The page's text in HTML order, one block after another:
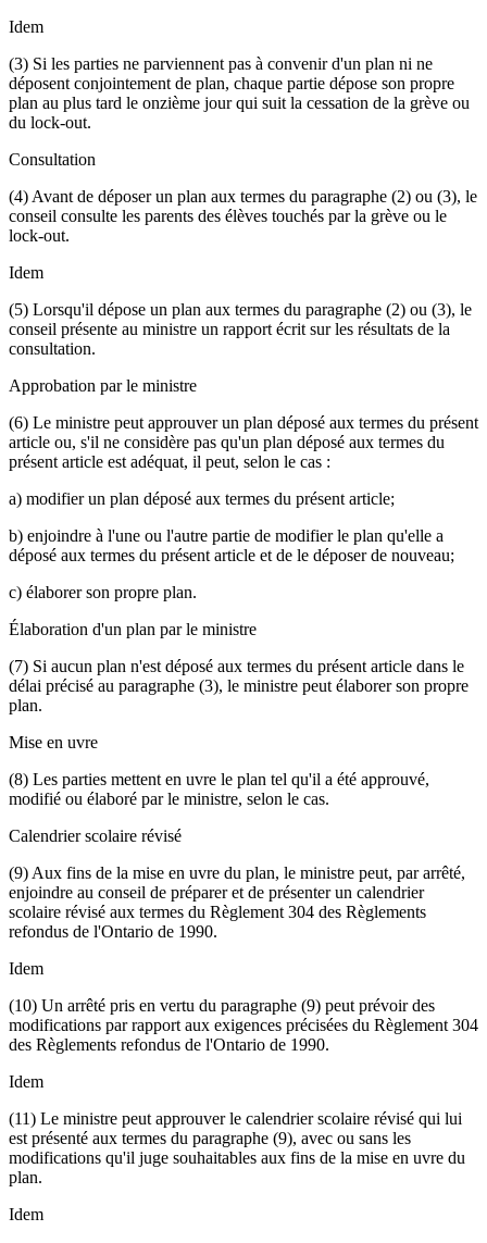
Idem
(3) Si les parties ne parviennent pas à convenir d'un plan ni ne
déposent conjointement de plan, chaque partie dépose son propre
plan au plus tard le onzième jour qui suit la cessation de la grève ou
du lock-out.
Consultation
(4) Avant de déposer un plan aux termes du paragraphe (2) ou (3), le
conseil consulte les parents des élèves touchés par la grève ou le
lock-out.
Idem
(5) Lorsqu'il dépose un plan aux termes du paragraphe (2) ou (3), le
conseil présente au ministre un rapport écrit sur les résultats de la
consultation.
Approbation par le ministre
(6) Le ministre peut approuver un plan déposé aux termes du présent
article ou, s'il ne considère pas qu'un plan déposé aux termes du
présent article est adéquat, il peut, selon le cas :
a) modifier un plan déposé aux termes du présent article;
b) enjoindre à l'une ou l'autre partie de modifier le plan qu'elle a
déposé aux termes du présent article et de le déposer de nouveau;
c) élaborer son propre plan.
Élaboration d'un plan par le ministre
(7) Si aucun plan n'est déposé aux termes du présent article dans le
délai précisé au paragraphe (3), le ministre peut élaborer son propre
plan.
Mise en uvre
(8) Les parties mettent en uvre le plan tel qu'il a été approuvé,
modifié ou élaboré par le ministre, selon le cas.
Calendrier scolaire révisé
(9) Aux fins de la mise en uvre du plan, le ministre peut, par arrêté,
enjoindre au conseil de préparer et de présenter un calendrier
scolaire révisé aux termes du Règlement 304 des Règlements
refondus de l'Ontario de 1990.
Idem
(10) Un arrêté pris en vertu du paragraphe (9) peut prévoir des
modifications par rapport aux exigences précisées du Règlement 304
des Règlements refondus de l'Ontario de 1990.
Idem
(11) Le ministre peut approuver le calendrier scolaire révisé qui lui
est présenté aux termes du paragraphe (9), avec ou sans les
modifications qu'il juge souhaitables aux fins de la mise en uvre du
plan.
Idem